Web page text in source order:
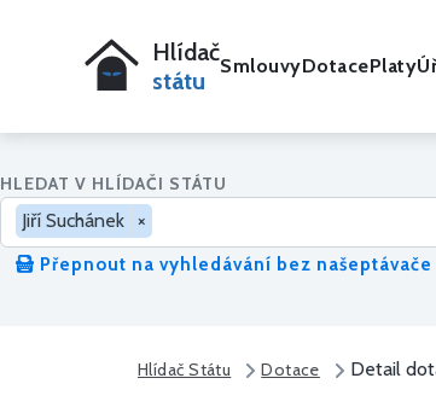
Hlídač
státu
SmlouvyDotacePlaty
HLEDAT V HLÍDAČI STÁTU
Jiří Suchánek ×
Přepnout na vyhledávání bez našeptávače
Hlídač Státu Dotace Detail